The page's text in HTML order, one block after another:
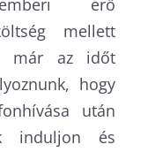
erő
mellett
már az időt
hogy
után
induljon és